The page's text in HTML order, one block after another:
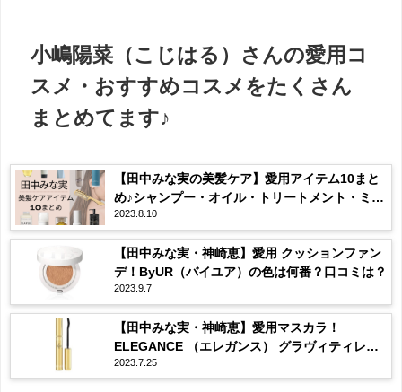
小嶋陽菜（こじはる）さんの愛用コ
スメ・おすすめコスメをたくさん
まとめてます♪
【田中みな実の美髪ケア】愛用アイテム10まと
め♪シャンプー・オイル・トリートメント・ミス
トなど
2023.8.10
【田中みな実・神崎恵】愛用 クッションファン
デ！ByUR（バイユア）の色は何番？口コミは？
2023.9.7
【田中みな実・神崎恵】愛用マスカラ！
ELEGANCE （エレガンス） グラヴィティレス
マスカラ ってどんな？
2023.7.25